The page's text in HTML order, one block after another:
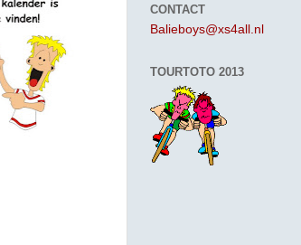
CONTACT
Balieboys@xs4all.nl
TOURTOTO 2013